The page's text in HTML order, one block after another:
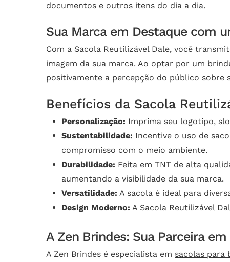
documentos e outros itens do dia a dia.
Sua Marca em Destaque com
Com a Sacola Reutilizável Dale, você
imagem da sua marca. Ao optar por um
positivamente a percepção do público sobre
Benefícios da Sacola
Personalização: Imprima seu logotipo,
Sustentabilidade: Incentive o uso de
compromisso com o meio ambiente.
Durabilidade: Feita em TNT de alta
aumentando a visibilidade da sua marca.
Versatilidade: A sacola é ideal para
Design Moderno: A Sacola Reutilizável
A Zen Brindes: Sua Parceira
A Zen Brindes é especialista em sacolas para